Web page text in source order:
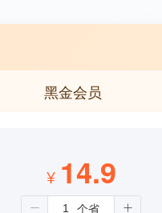
黑金会员
¥ 14.9